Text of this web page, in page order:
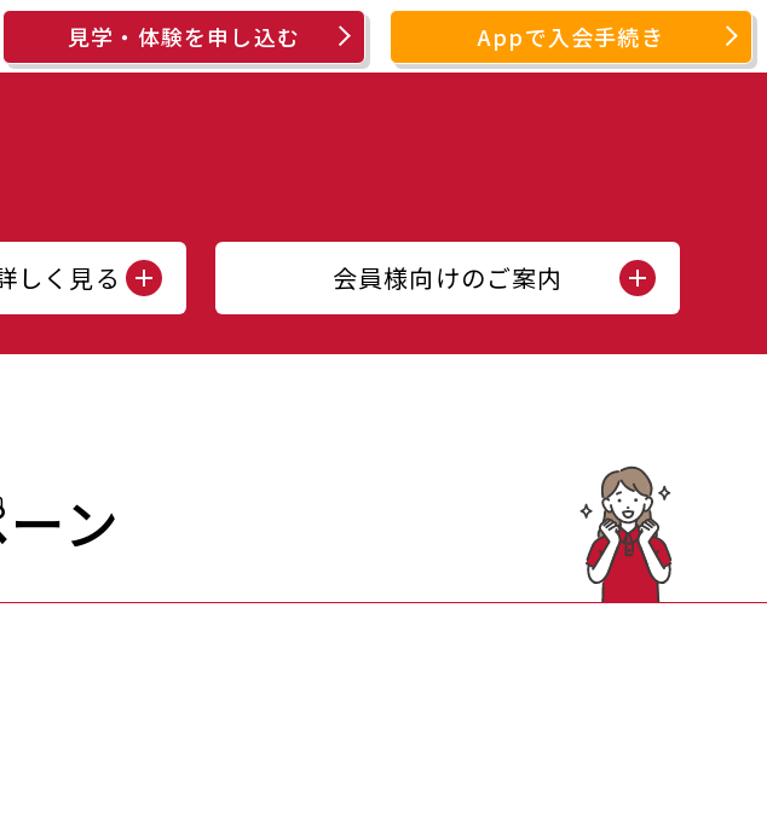
見学・体験を申し込む Appで入会手続き
しく見る 会員様向けのご案内
ン